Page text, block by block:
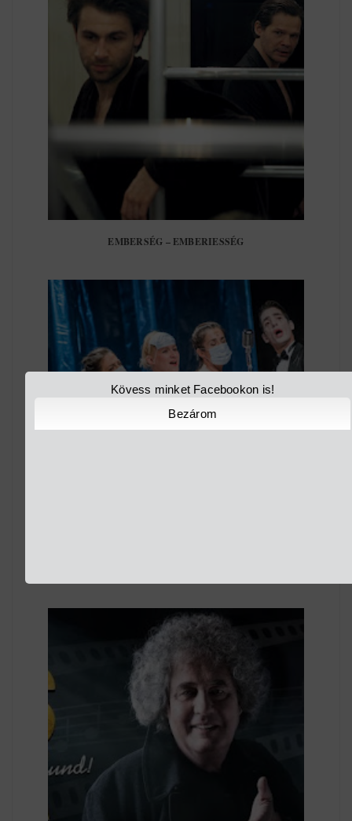
EMBERSÉG – EMBERIESSÉG
Kövess minket Facebookon is!
Bezárom